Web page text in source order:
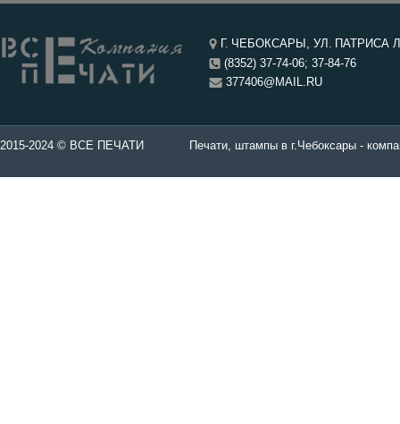
Г. ЧЕБОКСАРЫ, УЛ. ПАТРИСА
(8352) 37-74-06; 37-84-76
377406@MAIL.RU
в Чебоксары. Печати, штампы в г.Чебоксары -
2015-2024 © ВСЕ ПЕЧАТИ